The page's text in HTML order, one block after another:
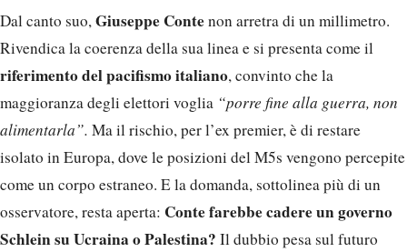
Dal canto suo,Giuseppe Contenon arretra di un millimetro.
Rivendica la coerenza della sua linea e si presenta come il
riferimento del pacifismo italiano, convinto che la
maggioranza degli elettori voglia “porre fine alla guerra, non
alimentarla”. Ma il rischio, per l’ex premier, è di restare
isolato in Europa, dove le posizioni del M5s vengono percepite
come un corpo estraneo. E la domanda, sottolinea più di un
osservatore, resta aperta: Conte farebbe cadere un governo
Schlein su Ucraina o Palestina? Il dubbio pesa sul futuro